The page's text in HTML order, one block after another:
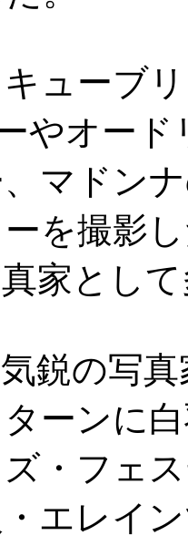
ューブ
やオー
、マドン
を撮影
家とし
鋭の写
ーンに
・フェ
エレイ